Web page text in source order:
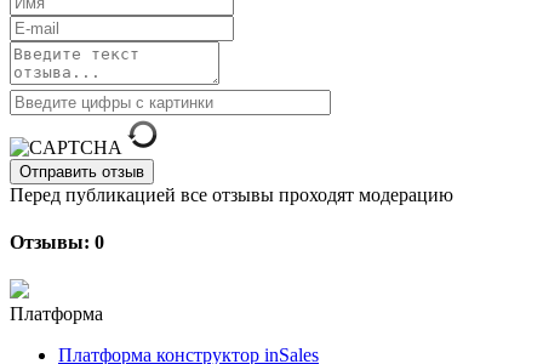
Отправить отзыв
Перед публикацией все отзывы проходят модерацию
Отзывы: 0
Платформа
Платформа конструктор inSales